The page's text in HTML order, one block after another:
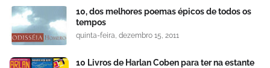
10, dos melhores poemas épicos de todos os
tempos
quinta-feira, dezembro 15, 2011
10 Livros de Harlan Coben para ter na estante